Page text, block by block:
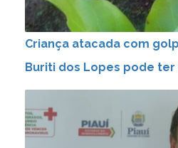
Criança atacada com
Buriti dos Lopes pode